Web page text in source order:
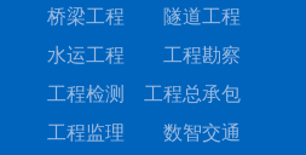
桥梁工程
隧道工程
水运工程
工程勘察
工程检测
工程总承包
工程监理
数智交通